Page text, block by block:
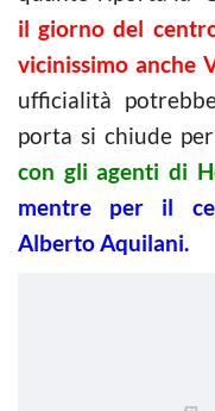
il giorno del
vicinissimo anche
ufficialità
porta si chiude
con gli agenti di
mentre per il
Alberto Aquilani.